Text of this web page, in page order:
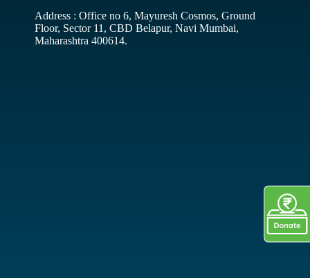
Address : Office no 6, Mayuresh Cosmos, Ground
Floor, Sector 11, CBD Belapur, Navi Mumbai,
Maharashtra 400614.